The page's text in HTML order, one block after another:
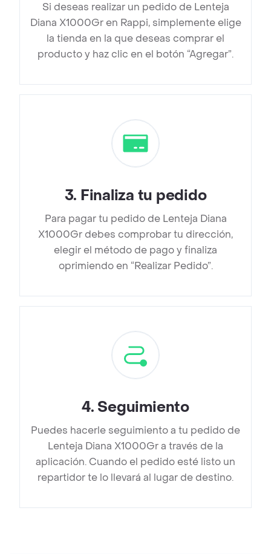
Si deseas realizar un pedido de Lenteja
Diana X1000Gr en Rappi, simplemente elige
la tienda en la que deseas comprar el
producto y haz clic en el botón “Agregar”.
3. Finaliza tu pedido
Para pagar tu pedido de Lenteja Diana
X1000Gr debes comprobar tu dirección,
elegir el método de pago y finaliza
oprimiendo en “Realizar Pedido”.
4. Seguimiento
Puedes hacerle seguimiento a tu pedido de
Lenteja Diana X1000Gr a través de la
aplicación. Cuando el pedido esté listo un
repartidor te lo llevará al lugar de destino.